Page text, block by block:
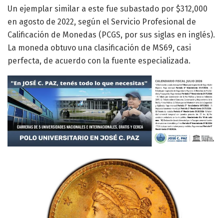
Un ejemplar similar a este fue subastado por $312,000
en agosto de 2022, según el Servicio Profesional de
Calificación de Monedas (PCGS, por sus siglas en inglés).
La moneda obtuvo una clasificación de MS69, casi
perfecta, de acuerdo con la fuente especializada.